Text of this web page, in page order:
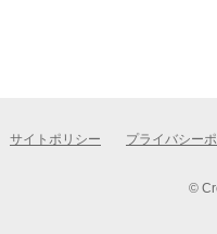
サイトポリシー プライバシー
©